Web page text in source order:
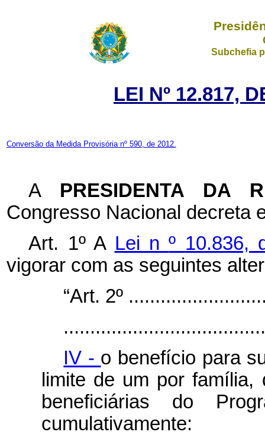
Subchefia
LEI Nº 12.817,
Conversão da Medida Provisória nº 590, de 2012.
A PRESIDENTA DA
Congresso Nacional decreta
Art. 1º A Lei nº 10.836,
vigorar com as seguintes
“Art. 2º
IV - o benefício para
limite de um por família,
beneficiárias do
cumulativamente: